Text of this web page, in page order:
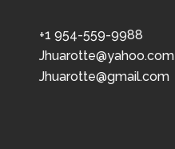
+1 954-559-9988
Jhuarotte@yahoo.com
Jhuarotte@gmail.com